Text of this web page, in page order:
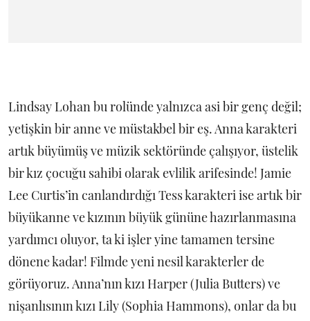
Lindsay Lohan bu rolünde yalnızca asi bir genç değil;
yetişkin bir anne ve müstakbel bir eş. Anna karakteri
artık büyümüş ve müzik sektöründe çalışıyor, üstelik
bir kız çocuğu sahibi olarak evlilik arifesinde! Jamie
Lee Curtis’in canlandırdığı Tess karakteri ise artık bir
büyükanne ve kızının büyük gününe hazırlanmasına
yardımcı oluyor, ta ki işler yine tamamen tersine
dönene kadar! Filmde yeni nesil karakterler de
görüyoruz. Anna’nın kızı Harper (Julia Butters) ve
nişanlısının kızı Lily (Sophia Hammons), onlar da bu